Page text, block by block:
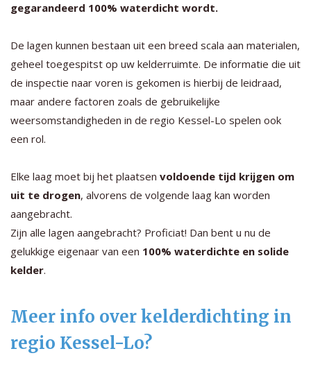
gegarandeerd 100% waterdicht wordt.
De lagen kunnen bestaan uit een breed scala aan materialen,
geheel toegespitst op uw kelderruimte. De informatie die uit
de inspectie naar voren is gekomen is hierbij de leidraad,
maar andere factoren zoals de gebruikelijke
weersomstandigheden in de regio Kessel-Lo spelen ook
een rol.
Elke laag moet bij het plaatsen voldoende tijd krijgen om
uit te drogen, alvorens de volgende laag kan worden
aangebracht.
Zijn alle lagen aangebracht? Proficiat! Dan bent u nu de
gelukkige eigenaar van een 100% waterdichte en solide
kelder.
Meer info over kelderdichting in
regio Kessel-Lo?